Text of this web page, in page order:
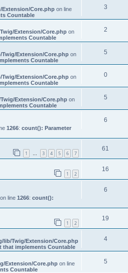
Core.phpon line
Countable
3
Extension/Core.phpon
Countable
2
Extension/Core.phpon
Countable
5
Extension/Core.phpon
Countable
0
Extension/Core.phpon
Countable
5
1266: count(): Parameter
6
1 3 4 5 6 7
61
1 2
16
line 1266: count():
6
1 2
19
lib/Twig/Extension/Core.php
that implements Countable
4
Extension/Core.phpon line
Countable
5